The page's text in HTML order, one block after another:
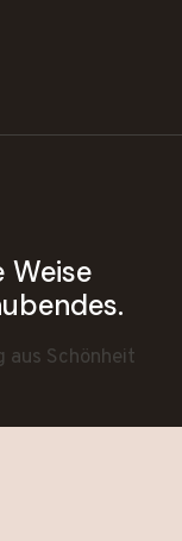
Weise
aus Schönheit